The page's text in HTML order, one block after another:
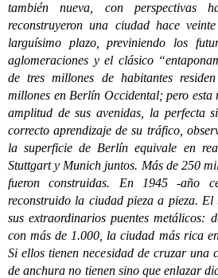
también nueva, con perspectivas
reconstruyeron una ciudad hace
larguísimo plazo, previniendo los
aglomeraciones y el clásico
de tres millones de habitantes
millones en Berlín Occidental; pero esta
amplitud de sus avenidas, la perfecta
correcto aprendizaje de su tráfico,
la superficie de Berlín equivale en
Stuttgart y Munich juntos. Más de 250
fueron construidas. En 1945 -año
reconstruido la ciudad pieza a pieza. El
sus extraordinarios puentes metálicos:
con más de 1.000, la ciudad más rica
Si ellos tienen necesidad de cruzar una
de anchura no tienen sino que enlazar